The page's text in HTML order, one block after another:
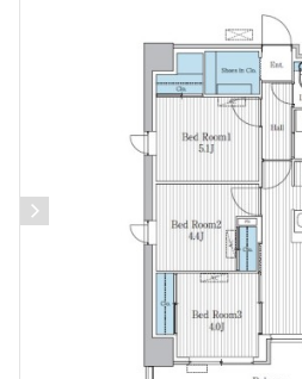
222
お部屋を再検索
検索結果の絞り込み
〜